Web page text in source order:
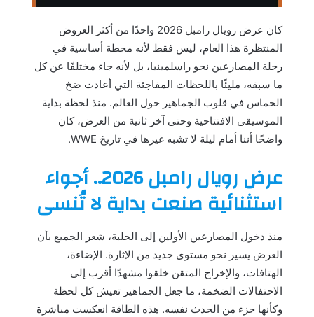
كان عرض رويال رامبل 2026 واحدًا من أكثر العروض
المنتظرة هذا العام، ليس فقط لأنه محطة أساسية في
رحلة المصارعين نحو راسلمينيا، بل لأنه جاء مختلفًا عن كل
ما سبقه، مليئًا باللحظات المفاجئة التي أعادت ضخ
الحماس في قلوب الجماهير حول العالم. منذ لحظة بداية
الموسيقى الافتتاحية وحتى آخر ثانية من العرض، كان
واضحًا أننا أمام ليلة لا تشبه غيرها في تاريخ WWE.
عرض رويال رامبل 2026.. أجواء
استثنائية صنعت بداية لا تُنسى
منذ دخول المصارعين الأولين إلى الحلبة، شعر الجميع بأن
العرض يسير نحو مستوى جديد من الإثارة. الإضاءة،
الهتافات، والإخراج المتقن خلقوا مشهدًا أقرب إلى
الاحتفالات الضخمة، ما جعل الجماهير تعيش كل لحظة
وكأنها جزء من الحدث نفسه. هذه الطاقة انعكست مباشرة